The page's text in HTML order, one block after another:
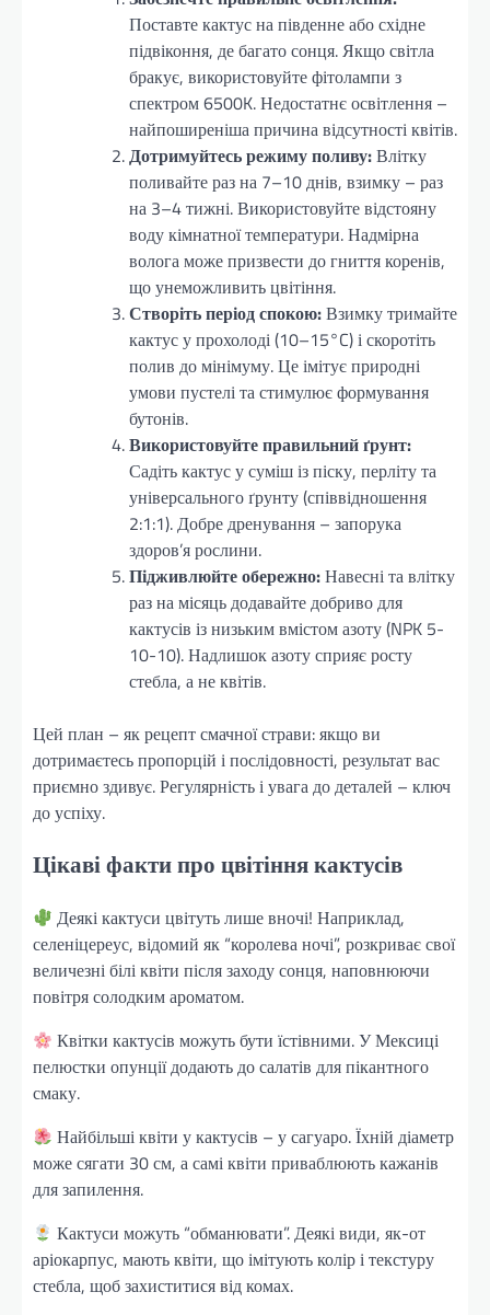
Поставте кактус на південне або східне
підвіконня, де багато сонця. Якщо світла
бракує, використовуйте фітолампи з
спектром 6500K. Недостатнє освітлення –
найпоширеніша причина відсутності квітів.
Дотримуйтесь режиму поливу:Влітку
поливайте раз на 7–10 днів, взимку – раз
на 3–4 тижні. Використовуйте відстояну
воду кімнатної температури. Надмірна
волога може призвести до гниття коренів,
що унеможливить цвітіння.
Створіть період спокою:Взимку тримайте
кактус у прохолоді (10–15°C) і скоротіть
полив до мінімуму. Це імітує природні
умови пустелі та стимулює формування
бутонів.
Використовуйте правильний ґрунт:
Садіть кактус у суміш із піску, перліту та
універсального ґрунту (співвідношення
2:1:1). Добре дренування – запорука
здоров’я рослини.
Підживлюйте обережно:Навесні та влітку
раз на місяць додавайте добриво для
кактусів із низьким вмістом азоту (NPK 5-
10-10). Надлишок азоту сприяє росту
стебла, а не квітів.
Цей план – як рецепт смачної страви: якщо ви
дотримаєтесь пропорцій і послідовності, результат вас
приємно здивує. Регулярність і увага до деталей – ключ
до успіху.
Цікаві факти про цвітіння кактусів
Деякі кактуси цвітуть лише вночі! Наприклад,
селеніцереус, відомий як “королева ночі”, розкриває свої
величезні білі квіти після заходу сонця, наповнюючи
повітря солодким ароматом.
Квітки кактусів можуть бути їстівними. У Мексиці
пелюстки опунції додають до салатів для пікантного
смаку.
Найбільші квіти у кактусів – у сагуаро. Їхній діаметр
може сягати 30 см, а самі квіти приваблюють кажанів
для запилення.
Кактуси можуть “обманювати”. Деякі види, як-от
аріокарпус, мають квіти, що імітують колір і текстуру
стебла, щоб захиститися від комах.